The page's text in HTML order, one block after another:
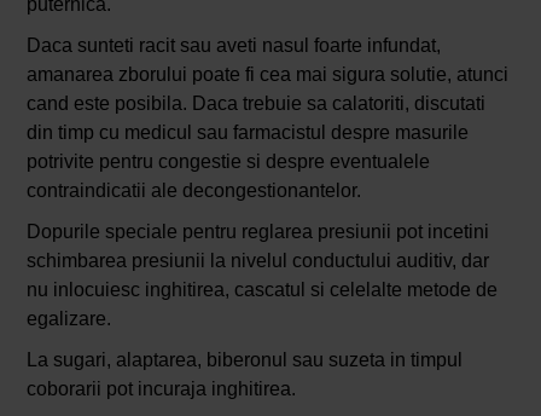
puternica.
Daca sunteti racit sau aveti nasul foarte infundat,
amanarea zborului poate fi cea mai sigura solutie, atunci
cand este posibila. Daca trebuie sa calatoriti, discutati
din timp cu medicul sau farmacistul despre masurile
potrivite pentru congestie si despre eventualele
contraindicatii ale decongestionantelor.
Dopurile speciale pentru reglarea presiunii pot incetini
schimbarea presiunii la nivelul conductului auditiv, dar
nu inlocuiesc inghitirea, cascatul si celelalte metode de
egalizare.
La sugari, alaptarea, biberonul sau suzeta in timpul
coborarii pot incuraja inghitirea.